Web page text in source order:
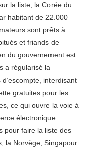
la liste, la Corée du
habitant de 22.000
sont prêts à
et friands de
du gouvernement est
a régularisé la
interdisant
gratuites pour les
ce qui ouvre la voie à
électronique.
pour faire la liste des
la Norvège, Singapour